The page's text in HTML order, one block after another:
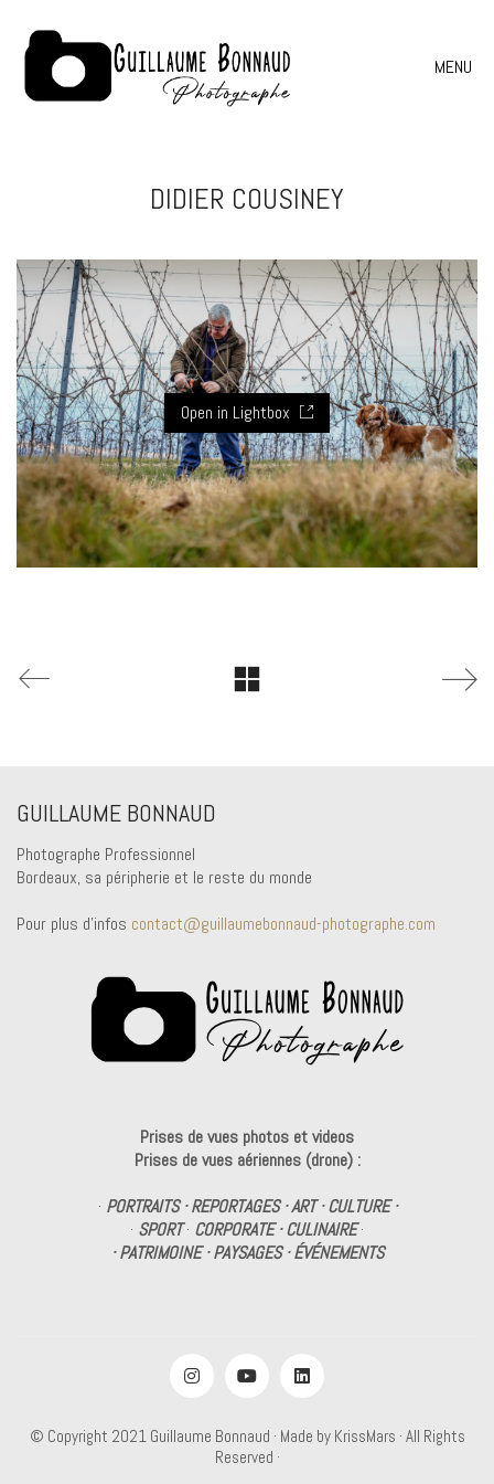
MENU
DIDIER COUSINEY
Open in Lightbox
GUILLAUME BONNAUD
Photographe Professionnel
Bordeaux, sa péripherie et le reste du monde
Pour plus d'infos contact@guillaumebonnaud-photographe.com
Prises de vues photos et videos
Prises de vues aériennes (drone) :
· PORTRAITS · REPORTAGES · ART · CULTURE ·
· SPORT· CORPORATE · CULINAIRE·
· PATRIMOINE · PAYSAGES · ÉVÉNEMENTS
© Copyright 2021 Guillaume Bonnaud · Made by KrissMars · All Rights
Reserved ·